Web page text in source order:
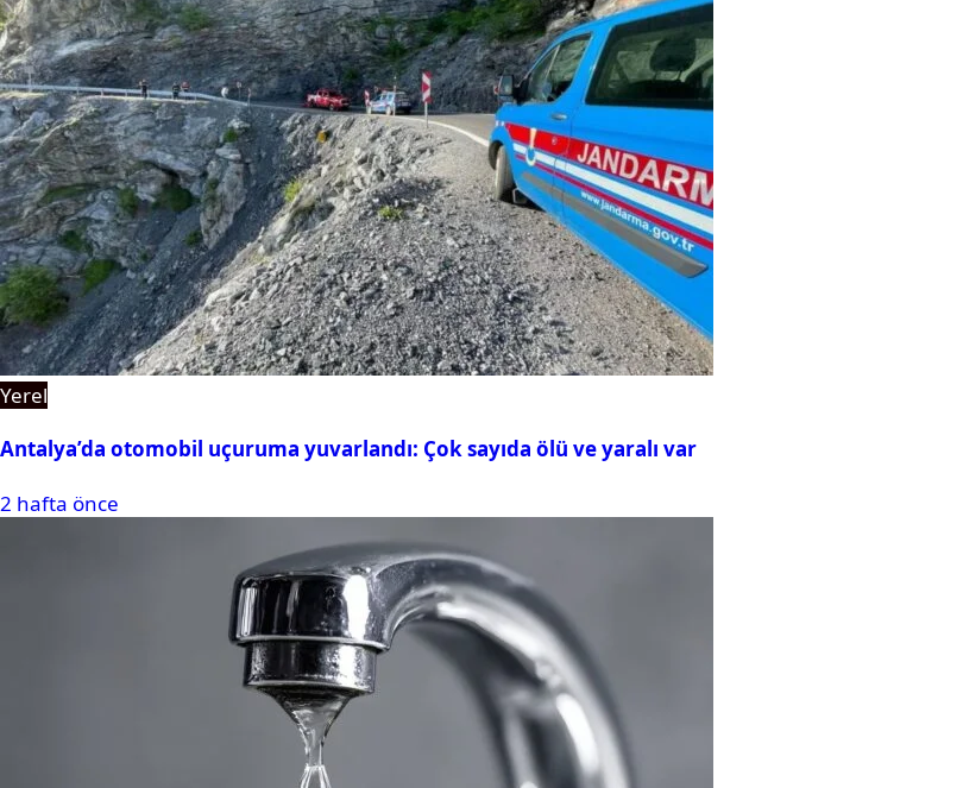
Yerel
Antalya’da otomobil uçuruma yuvarlandı: Çok sayıda ölü ve yaralı var
2 hafta önce